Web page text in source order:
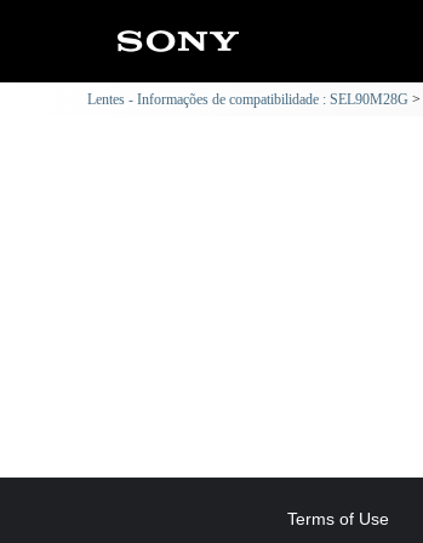
Lentes - Informações de compatibilidade : SEL90M28G
Terms of Use